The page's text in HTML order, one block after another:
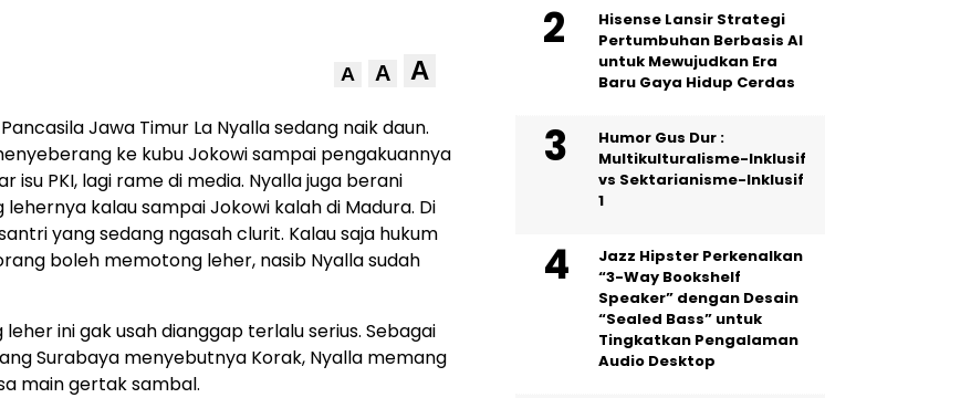
A A A
Pancasila Jawa Timur La Nyalla sedang naik daun.
ke kubu Jokowi sampai pengakuannya
isu PKI, lagi rame di media. Nyalla juga berani
kalau sampai Jokowi kalah di Madura. Di
yang sedang ngasah clurit. Kalau saja hukum
boleh memotong leher, nasib Nyalla sudah
ini gak usah dianggap terlalu serius. Sebagai
Surabaya menyebutnya Korak, Nyalla memang
main gertak sambal.
Hisense Lansir Strategi
Pertumbuhan Berbasis AI
untuk Mewujudkan Era
Baru Gaya Hidup Cerdas
Humor Gus Dur :
Multikulturalisme-Inklusif
vs Sektarianisme-Inklusif
1
Jazz Hipster Perkenalkan
“3-Way Bookshelf
Speaker” dengan Desain
“Sealed Bass” untuk
Tingkatkan Pengalaman
Audio Desktop